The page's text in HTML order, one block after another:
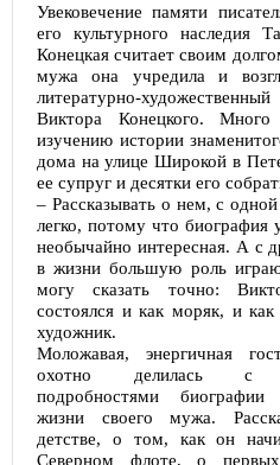
Увековечение памяти
его культурного наследия
Конецкая считает своим
мужа она учредила и
литературно-
Виктора Конецкого. Много
изучению истории
дома на улице Широкой в
ее супруг и десятки его
– Рассказывать о нем, с
легко, потому что биография
необычайно интересная. А с
в жизни большую роль
могу сказать точно:
состоялся и как моряк, и как
художник.
Моложавая, энергичная
охотно делилась с
подробностями
жизни своего мужа.
детстве, о том, как он
Северном флоте, о первых